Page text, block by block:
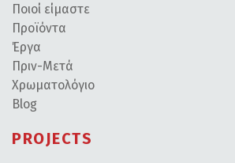
Ποιοί είμαστε
Προϊόντα
Έργα
Πριν-Μετά
Χρωματολόγιο
Blog
PROJECTS